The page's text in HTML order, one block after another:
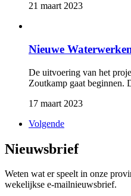
21 maart 2023
Nieuwe
De uitvoering van het
Zoutkamp gaat
17 maart 2023
Volgende
Nieuwsbrief
Weten wat er speelt in onze
wekelijkse e-mailnieuwsbrief.